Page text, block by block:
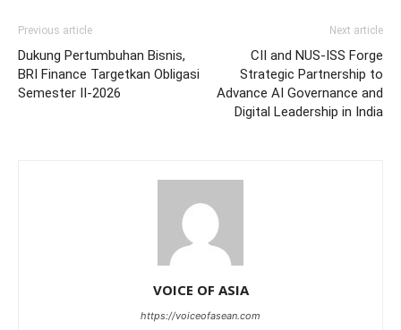
Previous article
Dukung Pertumbuhan Bisnis,
BRI Finance Targetkan Obligasi
Semester II-2026
Next article
CII and NUS-ISS Forge
Strategic Partnership to
Advance AI Governance and
Digital Leadership in India
VOICE OF ASIA
https://voiceofasean.com